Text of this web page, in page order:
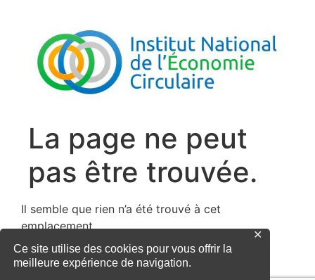
Ce site utilise des cookies pour vous offrir la
meilleure expérience de navigation.
✕